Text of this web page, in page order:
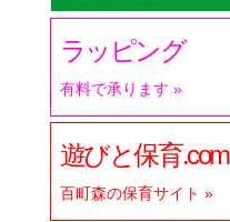
ラッピング
有料で承ります »
遊びと保育.com
百町森の保育サイト »